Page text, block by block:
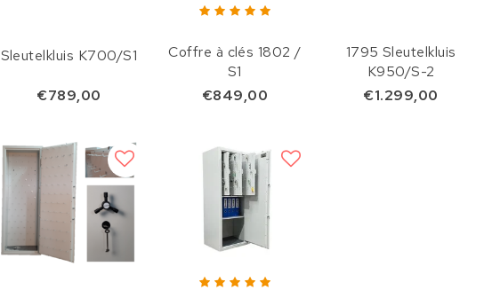
Sleutelkluis K700/S1
€789,00
Coffre à clés 1802 /
S1
€849,00
1795 Sleutelkluis
K950/S-2
€1.299,00